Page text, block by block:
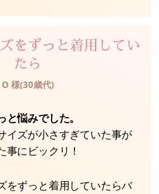
をずっと着用してい
たら
O 様(30歳代)
と悩みでした。
イズが小さすぎていた事が
事にビックリ！
をずっと着用していたらバ